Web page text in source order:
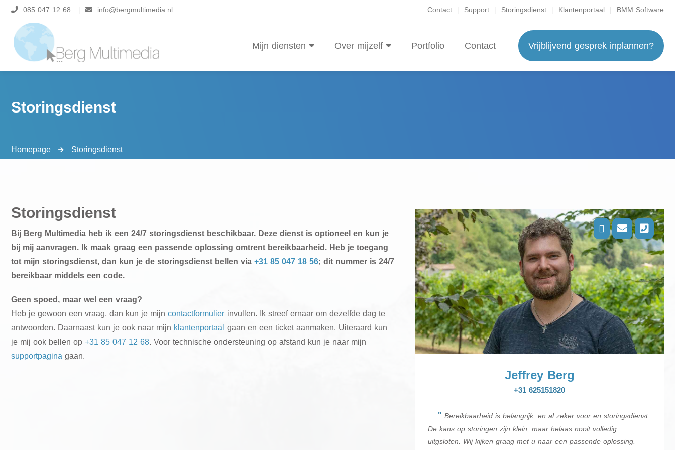
085 047 12 68 info@bergmultimedia.nl Contact Support Storingsdienst Klantenportaal BMM Software
Mijn diensten Over mijzelf Portfolio Contact Vrijblijvend gesprek inplannen?
Storingsdienst
Homepage Storingsdienst
Storingsdienst
Bij Berg Multimedia heb ik een 24/7 storingsdienst beschikbaar. Deze dienst is optioneel en kun je
bij mij aanvragen. Ik maak graag een passende oplossing omtrent bereikbaarheid. Heb je toegang
tot mijn storingsdienst, dan kun je de storingsdienst bellen via +31 85 047 18 56; dit nummer is 24/7
bereikbaar middels een code.
Geen spoed, maar wel een vraag?
Heb je gewoon een vraag, dan kun je mijn contactformulier invullen. Ik streef ernaar om dezelfde dag te
antwoorden. Daarnaast kun je ook naar mijn klantenportaal gaan en een ticket aanmaken. Uiteraard kun
je mij ook bellen op +31 85 047 12 68. Voor technische ondersteuning op afstand kun je naar mijn
supportpagina gaan.
Jeffrey Berg
+31 625151820
" Bereikbaarheid is belangrijk, en al zeker voor en storingsdienst.
De kans op storingen zijn klein, maar helaas nooit volledig
uitgsloten. Wij kijken graag met u naar een passende oplossing.